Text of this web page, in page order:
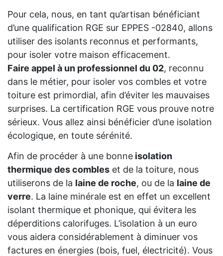
Pour cela, nous, en tant qu’artisan bénéficiant
d’une qualification RGE sur EPPES -02840, allons
utiliser des isolants reconnus et performants,
pour isoler votre maison efficacement.
Faire appel à un professionnel du 02, reconnu
dans le métier, pour isoler vos combles et votre
toiture est primordial, afin d’éviter les mauvaises
surprises. La certification RGE vous prouve notre
sérieux. Vous allez ainsi bénéficier d’une isolation
écologique, en toute sérénité.
Afin de procéder à une bonne isolation
thermique des combles et de la toiture, nous
utiliserons de la laine de roche, ou de la laine de
verre. La laine minérale est en effet un excellent
isolant thermique et phonique, qui évitera les
déperditions calorifuges. L’isolation à un euro
vous aidera considérablement à diminuer vos
factures en énergies (bois, fuel, électricité). Vous